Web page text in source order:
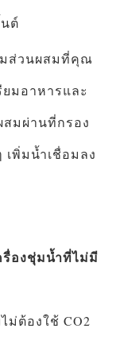
ต์
มส่วนผสมที่คุณ
ยมอาหารและ
มผ่านที่กรอง
เพิ่มน้ำเชื่อมลง
รื่องชุ่มน้ำที่ไม่มี
ม่ต้องใช้ CO2